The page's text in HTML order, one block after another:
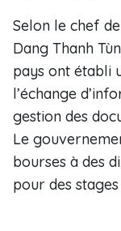
Selon le chef
Dang Thanh
pays ont établi
l’échange
gestion des
Le
bourses à des
pour des